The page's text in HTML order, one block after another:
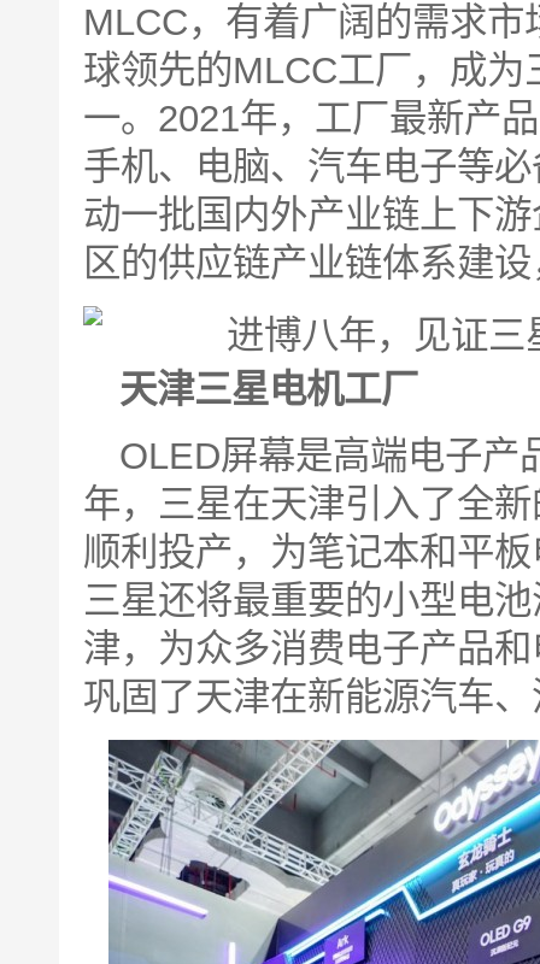
MLCC，有着广阔的需求
球领先的MLCC工厂，成
一。2021年，工厂最新产
手机、电脑、汽车电子等
动一批国内外产业链上下
区的供应链产业链体系建
天津三星电机工厂
OLED屏幕是高端电子产
年，三星在天津引入了全
顺利投产，为笔记本和平
三星还将最重要的小型电
津，为众多消费电子产品
巩固了天津在新能源汽车